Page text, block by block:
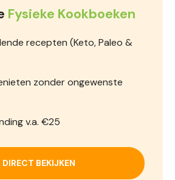
Fysieke Kookboeken
recepten (Keto, Paleo &
zonder ongewenste
v.a. €25
DIRECT BEKIJKEN